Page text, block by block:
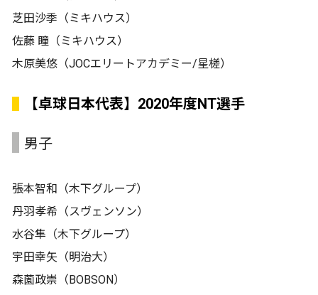
芝田沙季（ミキハウス）
佐藤 瞳（ミキハウス）
木原美悠（JOCエリートアカデミー/星槎）
【卓球日本代表】2020年度NT選手
男子
張本智和（木下グループ）
丹羽孝希（スヴェンソン）
水谷隼（木下グループ）
宇田幸矢（明治大）
森薗政崇（BOBSON）